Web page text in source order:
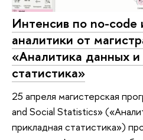
Интенсив по no-code
аналитики от
«Аналитика данных
статистика»
25 апреля магистерская
and Social Statistics»
прикладная статистика»)